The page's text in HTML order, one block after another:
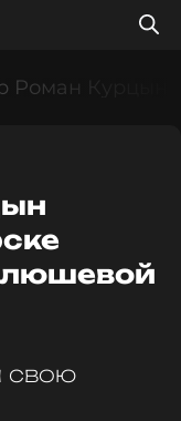
Роман Курцын
свою